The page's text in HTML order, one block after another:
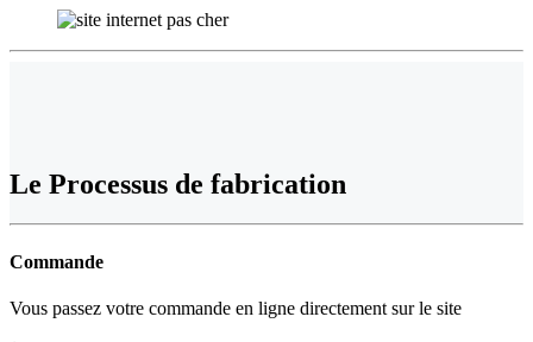
Le Processus de fabrication
Commande
Vous passez votre commande en ligne directement sur le site